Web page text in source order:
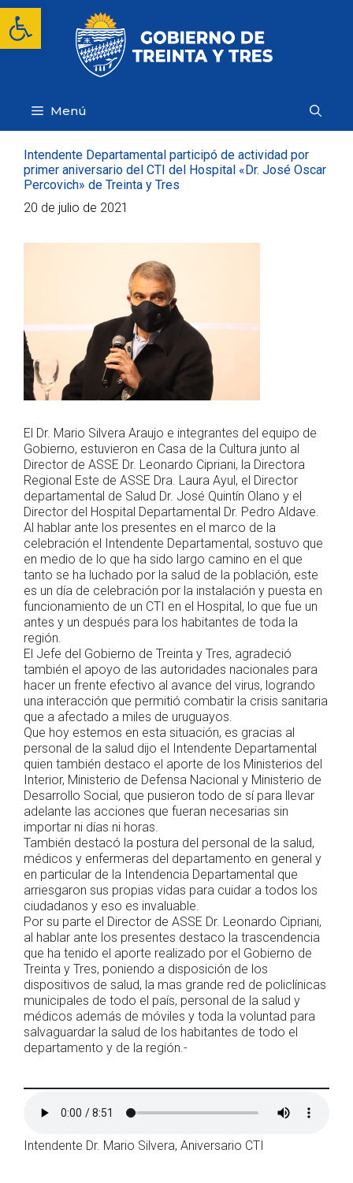
Abrir barra de herramientas
Saltar
contenido
Menú
Intendente Departamental participó de actividad por
primer aniversario del CTI del Hospital «Dr. José Oscar
Percovich» de Treinta y Tres
20 de julio de 2021
El Dr. Mario Silvera Araujo e integrantes del equipo de
Gobierno, estuvieron en Casa de la Cultura junto al
Director de ASSE Dr. Leonardo Cipriani, la Directora
Regional Este de ASSE Dra. Laura Ayul, el Director
departamental de Salud Dr. José Quintín Olano y el
Director del Hospital Departamental Dr. Pedro Aldave.
Al hablar ante los presentes en el marco de la
celebración el Intendente Departamental, sostuvo que
en medio de lo que ha sido largo camino en el que
tanto se ha luchado por la salud de la población, este
es un día de celebración por la instalación y puesta en
funcionamiento de un CTI en el Hospital, lo que fue un
antes y un después para los habitantes de toda la
región.
El Jefe del Gobierno de Treinta y Tres, agradeció
también el apoyo de las autoridades nacionales para
hacer un frente efectivo al avance del virus, logrando
una interacción que permitió combatir la crisis sanitaria
que a afectado a miles de uruguayos.
Que hoy estemos en esta situación, es gracias al
personal de la salud dijo el Intendente Departamental
quien también destaco el aporte de los Ministerios del
Interior, Ministerio de Defensa Nacional y Ministerio de
Desarrollo Social, que pusieron todo de sí para llevar
adelante las acciones que fueran necesarias sin
importar ni días ni horas.
También destacó la postura del personal de la salud,
médicos y enfermeras del departamento en general y
en particular de la Intendencia Departamental que
arriesgaron sus propias vidas para cuidar a todos los
ciudadanos y eso es invaluable.
Por su parte el Director de ASSE Dr. Leonardo Cipriani,
al hablar ante los presentes destaco la trascendencia
que ha tenido el aporte realizado por el Gobierno de
Treinta y Tres, poniendo a disposición de los
dispositivos de salud, la mas grande red de policlínicas
municipales de todo el país, personal de la salud y
médicos además de móviles y toda la voluntad para
salvaguardar la salud de los habitantes de todo el
departamento y de la región.-
Intendente Dr. Mario Silvera, Aniversario CTI